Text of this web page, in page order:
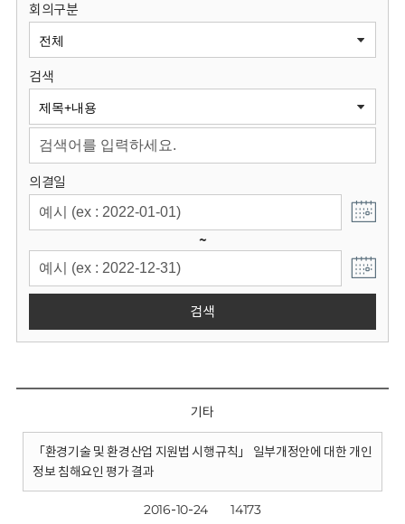
원
회
회의구분
검색
의결일
~
검색
기타
「환경기술 및 환경산업 지원법 시행규칙」 일부개정안에 대한 개인
정보 침해요인 평가 결과
2016-10-24 14173